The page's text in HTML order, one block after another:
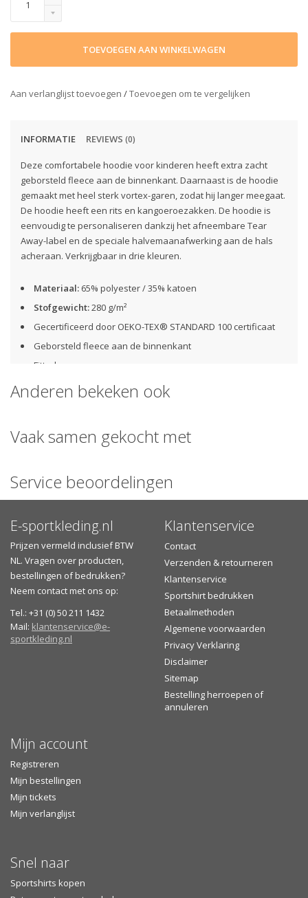
TOEVOEGEN AAN WINKELWAGEN
Aan verlanglijst toevoegen /Toevoegen om te vergelijken
INFORMATIE REVIEWS (0)
Deze comfortabele hoodie voor kinderen heeft extra zacht
geborsteld fleece aan de binnenkant. Daarnaast is de hoodie
gemaakt met heel sterk vortex-garen, zodat hij langer meegaat.
De hoodie heeft een rits en kangoeroezakken. De hoodie is
eenvoudig te personaliseren dankzij het afneembare Tear
Away-label en de speciale halvemaanafwerking aan de hals
acheraan. Verkrijgbaar in drie kleuren.
Materiaal: 65% polyester / 35% katoen
Stofgewicht:280 g/m²
Gecertificeerd door OEKO-TEX® STANDARD 100 certificaat
Geborsteld fleece aan de binnenkant
Fitted pasvorm
Vortex-garen
Capuchon
naar België
bezorgtijdvak inzien
Afhalen is mogelijk bij een GLS PakketShop (na verzending)
of in onze showroom
Anderen bekeken ook
Vaak samen gekocht met
Service beoordelingen
E-sportkleding.nl
Prijzen vermeld inclusief BTW
NL. Vragen over producten,
bestellingen of bedrukken?
Neem contact met ons op:
Tel.: +31 (0) 50 211 1432
Mail: klantenservice@e-
sportkleding.nl
Klantenservice
Contact
Verzenden & retourneren
Klantenservice
Sportshirt bedrukken
Betaalmethoden
Algemene voorwaarden
Privacy Verklaring
Disclaimer
Sitemap
Bestelling herroepen of
annuleren
Mijn account
Registreren
Mijn bestellingen
Mijn tickets
Mijn verlanglijst
Snel naar
Sportshirts kopen